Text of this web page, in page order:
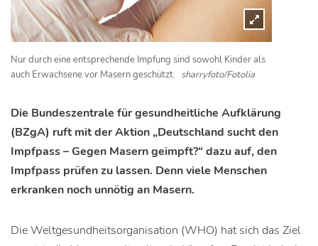
Nur durch eine entsprechende Impfung sind sowohl Kinder als
auch Erwachsene vor Masern geschützt. sharryfoto/Fotolia
Die Bundeszentrale für gesundheitliche Aufklärung
(BZgA) ruft mit der Aktion „Deutschland sucht den
Impfpass – Gegen Masern geimpft?“ dazu auf, den
Impfpass prüfen zu lassen. Denn viele Menschen
erkranken noch unnötig an Masern.
Die Weltgesundheitsorganisation (WHO) hat sich das Ziel